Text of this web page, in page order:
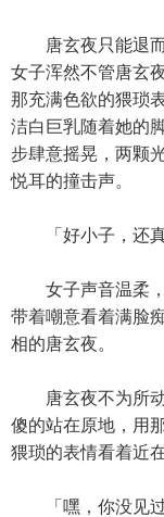
唐玄夜只能退而
女子浑然不管唐玄
那充满色欲的猥琐
洁白巨乳随着她的
步肆意摇晃，两颗
悦耳的撞击声。
「好小子，还真
女子声音温柔，
带着嘲意看着满脸
相的唐玄夜。
唐玄夜不为所动
傻的站在原地，用
猥琐的表情看着近
「嘿，你没见过